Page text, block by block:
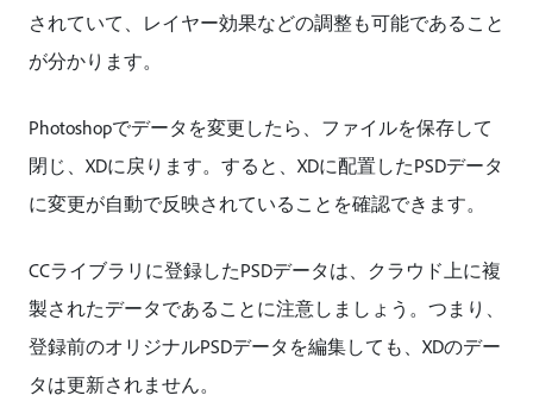
されていて、レイヤー効果などの調整も可能であること
が分かります。
Photoshopでデータを変更したら、ファイルを保存して
閉じ、XDに戻ります。すると、XDに配置したPSDデータ
に変更が自動で反映されていることを確認できます。
CCライブラリに登録したPSDデータは、クラウド上に複
製されたデータであることに注意しましょう。つまり、
登録前のオリジナルPSDデータを編集しても、XDのデー
タは更新されません。